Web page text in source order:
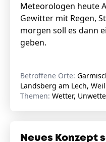
Meteorologen heute
Gewitter mit Regen,
morgen soll es dann
geben.
Betroffene Orte:
Landsberg am Lech,
Themen: Wetter,
Neues Konzept